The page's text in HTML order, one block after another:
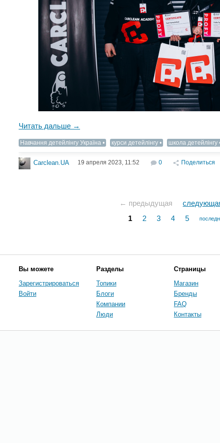
Читать дальше →
Навчання детейлінгу Україна курси детейлінгу школа детейлінгу
Carclean.UA 19 апреля 2023, 11:52 0 Поделиться
← предыдущая
1
2 3 4 5
Вы можете
Зарегистрироваться
Войти
Разделы
Топики
Блоги
Компании
Люди
Страницы
Магазин
Бренды
FAQ
Контакты